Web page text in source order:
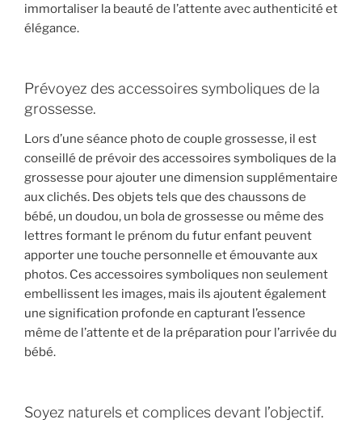
immortaliser la beauté de l’attente avec authenticité et
élégance.
Prévoyez des accessoires symboliques de la
grossesse.
Lors d’une séance photo de couple grossesse, il est
conseillé de prévoir des accessoires symboliques de la
grossesse pour ajouter une dimension supplémentaire
aux clichés. Des objets tels que des chaussons de
bébé, un doudou, un bola de grossesse ou même des
lettres formant le prénom du futur enfant peuvent
apporter une touche personnelle et émouvante aux
photos. Ces accessoires symboliques non seulement
embellissent les images, mais ils ajoutent également
une signification profonde en capturant l’essence
même de l’attente et de la préparation pour l’arrivée du
bébé.
Soyez naturels et complices devant l’objectif.